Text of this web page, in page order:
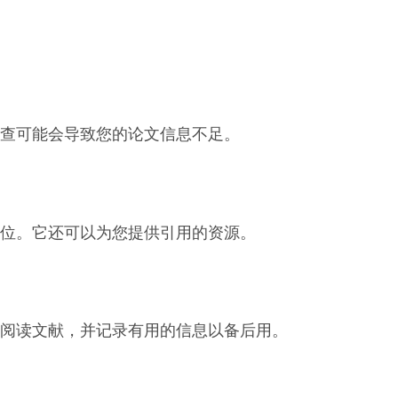
可能会导致您的论文信息不足。
。它还可以为您提供引用的资源。
读文献，并记录有用的信息以备后用。